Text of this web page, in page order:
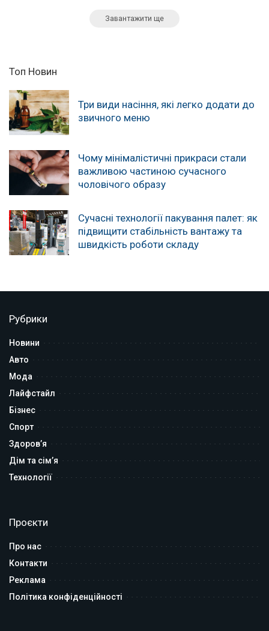
Завантажити ще
Топ Новин
Три види насіння, які легко додати до
звичного меню
Чому мінімалістичні прикраси стали
важливою частиною сучасного
чоловічого образу
Сучасні технології пакування палет: як
підвищити стабільність вантажу та
швидкість роботи складу
Рубрики
Новини
Авто
Мода
Лайфстайл
Бізнес
Спорт
Здоров’я
Дім та сім’я
Технології
Проєкти
Про нас
Контакти
Реклама
Політика конфіденційності